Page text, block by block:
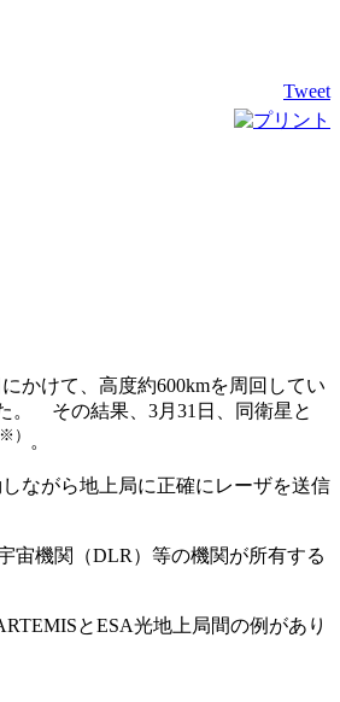
Tweet
かけて、高度約600kmを周回してい
。 その結果、3月31日、同衛星と
※） 。
ながら地上局に正確にレーザを送信
宙機関（DLR）等の機関が所有する
とESA光地上局間の例があり